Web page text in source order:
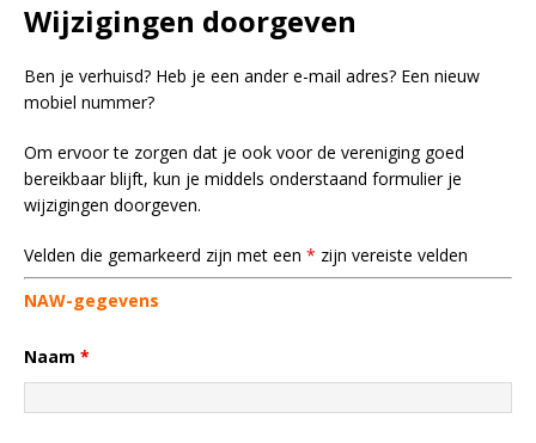
Wijzigingen doorgeven
Ben je verhuisd? Heb je een ander e-mail adres? Een nieuw
mobiel nummer?
Om ervoor te zorgen dat je ook voor de vereniging goed
bereikbaar blijft, kun je middels onderstaand formulier je
wijzigingen doorgeven.
Velden die gemarkeerd zijn met een * zijn vereiste velden
NAW-gegevens
Naam *